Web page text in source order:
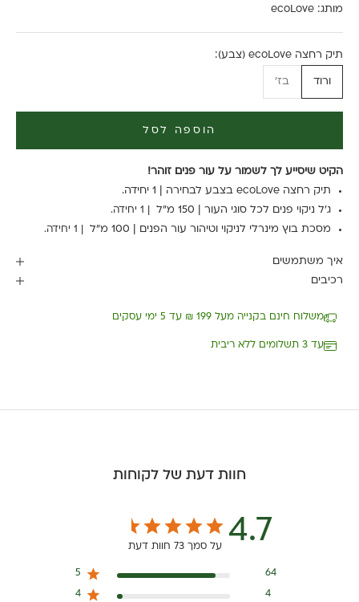
מותג: ecoLove
תיק רחצה ecoLove (צבע):
ורוד בז'
הוספה לסל
הקיט שיסייע לך לשמור על עור פנים זוהר!
תיק רחצה ecoLove בצבע לבחירה | 1 יחידה.
ג'ל ניקוי פנים לכל סוגי העור | 150 מ"ל
מסכת בוץ מינרלי לניקוי וטיהור עור הפנים | 100 מ"ל
איך משתמשים
רכיבים
משלוח חינם בקנייה מעל 199 ₪ עד 5 ימי עסקים
עד 3 תשלומים ללא ריבית
חוות דעת של לקוחות
4.7 על סמך 73 חוות דעת
5 64
4 4